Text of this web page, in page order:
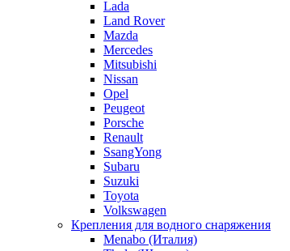
Lada
Land Rover
Mazda
Mercedes
Mitsubishi
Nissan
Opel
Peugeot
Porsche
Renault
SsangYong
Subaru
Suzuki
Toyota
Volkswagen
Крепления для водного снаряжения
Menabo (Италия)